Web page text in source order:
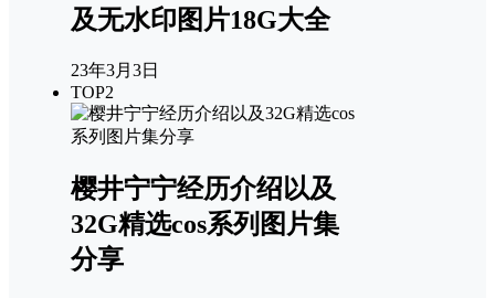
及无水印图片18G大全
23年3月3日
TOP2
樱井宁宁经历介绍以及
32G精选cos系列图片集
分享